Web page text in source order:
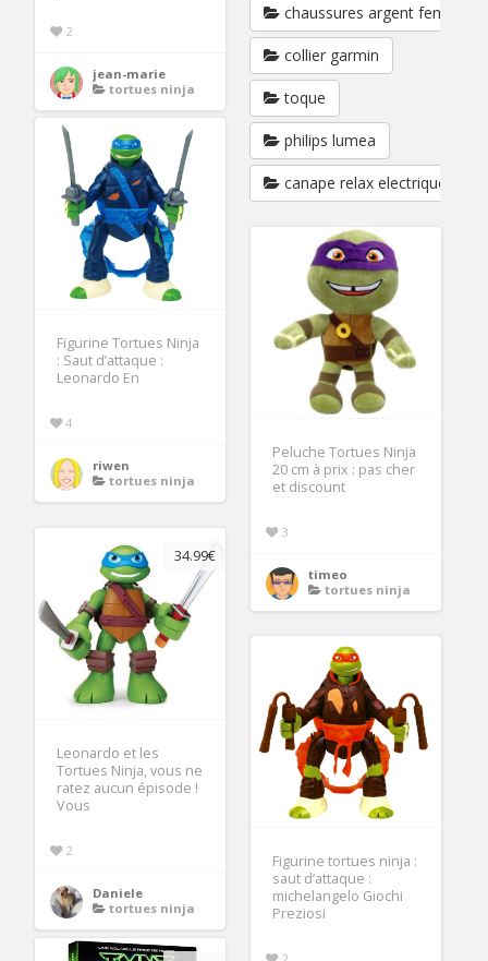
2
jean-marie
tortues ninja
chaussures argent femme
collier garmin
toque
philips lumea
canape relax electrique
Figurine Tortues Ninja
: Saut d’attaque :
Leonardo En
4
riwen
tortues ninja
Peluche Tortues Ninja
20 cm à prix : pas cher
et discount
3
timeo
tortues ninja
34.99€
Leonardo et les
Tortues Ninja, vous ne
ratez aucun épisode !
Vous
2
Daniele
tortues ninja
Figurine tortues ninja :
saut d’attaque :
michelangelo Giochi
Preziosi